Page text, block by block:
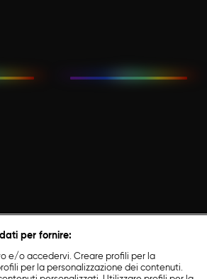
per fornire:
e/o accedervi. Creare profili per la
per la personalizzazione dei contenuti.